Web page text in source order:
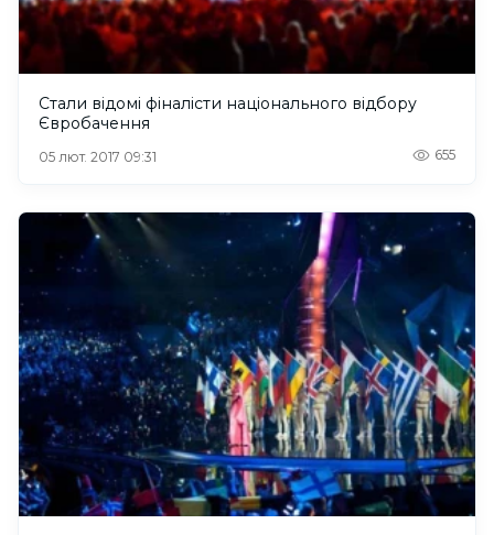
Стали відомі фіналісти національного відбору
Євробачення
05 лют. 2017 09:31 655